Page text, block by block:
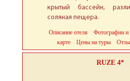
крытый бассейн,
соляная пещера.
Описание отеля Фотографии и
карте
Цены на туры
RUZE 4*